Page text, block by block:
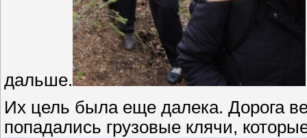
дальше.
Их цель была еще далека. Дорога
попадались грузовые клячи,